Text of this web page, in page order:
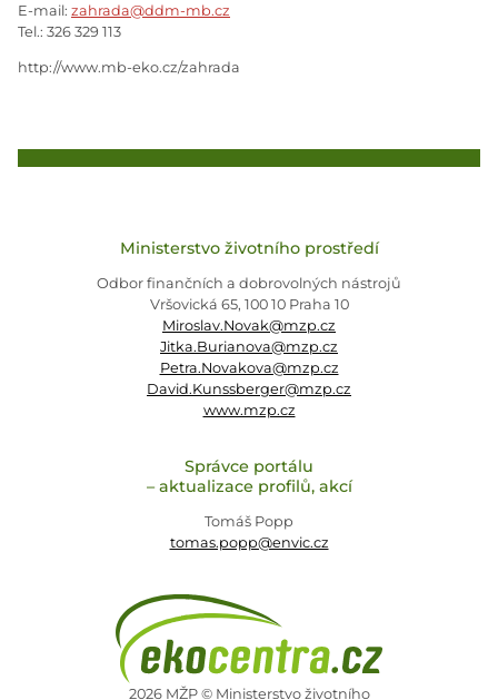
E-mail: zahrada@ddm-mb.cz
Tel.: 326 329 113
http://www.mb-eko.cz/zahrada
2026 MŽP © Ministerstvo životního
Ministerstvo životního prostředí
Odbor finančních a dobrovolných nástrojů
Vršovická 65, 100 10 Praha 10
Miroslav.Novak@mzp.cz
Jitka.Burianova@mzp.cz
Petra.Novakova@mzp.cz
David.Kunssberger@mzp.cz
www.mzp.cz
Správce portálu
– aktualizace profilů, akcí
Tomáš Popp
tomas.popp@envic.cz